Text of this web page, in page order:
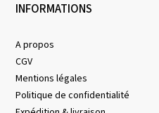
INFORMATIONS
A propos
CGV
Mentions légales
Politique de confidentialité